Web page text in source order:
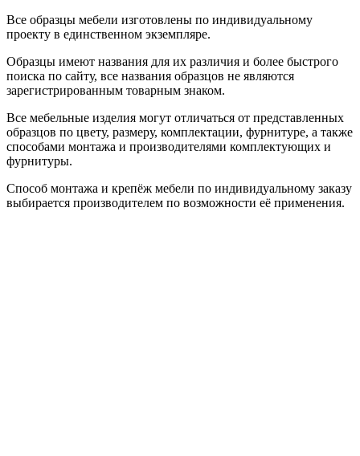
Все образцы мебели изготовлены по индивидуальному
проекту в единственном экземпляре.
Образцы имеют названия для их различия и более быстрого
поиска по сайту, все названия образцов не являются
зарегистрированным товарным знаком.
Все мебельные изделия могут отличаться от представленных
образцов по цвету, размеру, комплектации, фурнитуре, а также
способами монтажа и производителями комплектующих и
фурнитуры.
Способ монтажа и крепёж мебели по индивидуальному заказу
выбирается производителем по возможности её применения.